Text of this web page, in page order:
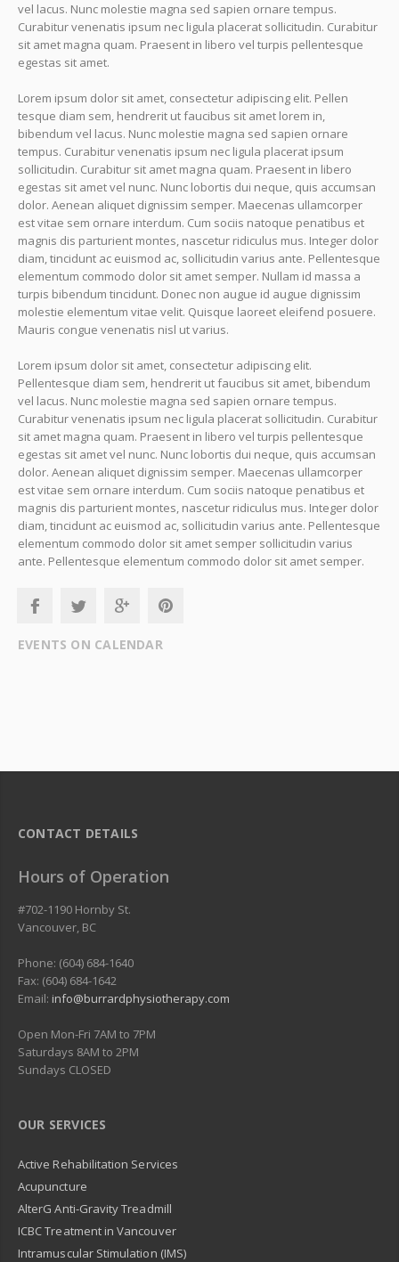
vel lacus. Nunc molestie magna sed sapien ornare tempus.
Curabitur venenatis ipsum nec ligula placerat sollicitudin. Curabitur
sit amet magna quam. Praesent in libero vel turpis pellentesque
egestas sit amet.
Lorem ipsum dolor sit amet, consectetur adipiscing elit. Pellen
tesque diam sem, hendrerit ut faucibus sit amet lorem in,
bibendum vel lacus. Nunc molestie magna sed sapien ornare
tempus. Curabitur venenatis ipsum nec ligula placerat ipsum
sollicitudin. Curabitur sit amet magna quam. Praesent in libero
egestas sit amet vel nunc. Nunc lobortis dui neque, quis accumsan
dolor. Aenean aliquet dignissim semper. Maecenas ullamcorper
est vitae sem ornare interdum. Cum sociis natoque penatibus et
magnis dis parturient montes, nascetur ridiculus mus. Integer dolor
diam, tincidunt ac euismod ac, sollicitudin varius ante. Pellentesque
elementum commodo dolor sit amet semper. Nullam id massa a
turpis bibendum tincidunt. Donec non augue id augue dignissim
molestie elementum vitae velit. Quisque laoreet eleifend posuere.
Mauris congue venenatis nisl ut varius.
Lorem ipsum dolor sit amet, consectetur adipiscing elit.
Pellentesque diam sem, hendrerit ut faucibus sit amet, bibendum
vel lacus. Nunc molestie magna sed sapien ornare tempus.
Curabitur venenatis ipsum nec ligula placerat sollicitudin. Curabitur
sit amet magna quam. Praesent in libero vel turpis pellentesque
egestas sit amet vel nunc. Nunc lobortis dui neque, quis accumsan
dolor. Aenean aliquet dignissim semper. Maecenas ullamcorper
est vitae sem ornare interdum. Cum sociis natoque penatibus et
magnis dis parturient montes, nascetur ridiculus mus. Integer dolor
diam, tincidunt ac euismod ac, sollicitudin varius ante. Pellentesque
elementum commodo dolor sit amet semper sollicitudin varius
ante. Pellentesque elementum commodo dolor sit amet semper.
EVENTS ON CALENDAR
CONTACT DETAILS
Hours of Operation
#702-1190 Hornby St.
Vancouver, BC
Phone: (604) 684-1640
Fax: (604) 684-1642
Email: info@burrardphysiotherapy.com
Open Mon-Fri 7AM to 7PM
Saturdays 8AM to 2PM
Sundays CLOSED
OUR SERVICES
Active Rehabilitation Services
Acupuncture
AlterG Anti-Gravity Treadmill
ICBC Treatment in Vancouver
Intramuscular Stimulation (IMS)